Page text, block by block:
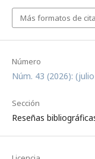
Número
Núm. 43 (2026):
Sección
Reseñas
Más formatos de cita